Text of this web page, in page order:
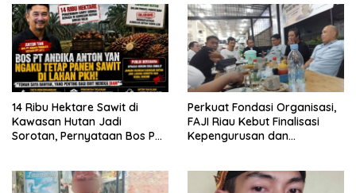
14 Ribu Hektare Sawit di
Kawasan Hutan Jadi
Sorotan, Pernyataan Bos PT
Perkuat Fondasi Organisasi,
FAJI Riau Kebut Finalisasi
Kepengurusan dan